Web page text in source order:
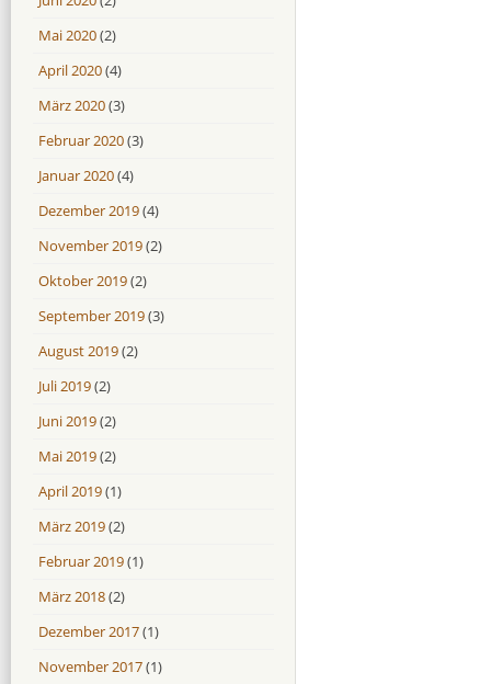
Mai 2020(2)
April 2020(4)
März 2020(3)
Februar 2020(3)
Januar 2020(4)
Dezember 2019(4)
November 2019(2)
Oktober 2019(2)
September 2019(3)
August 2019(2)
Juli 2019(2)
Juni 2019(2)
Mai 2019(2)
April 2019(1)
März 2019(2)
Februar 2019(1)
März 2018(2)
Dezember 2017(1)
November 2017(1)